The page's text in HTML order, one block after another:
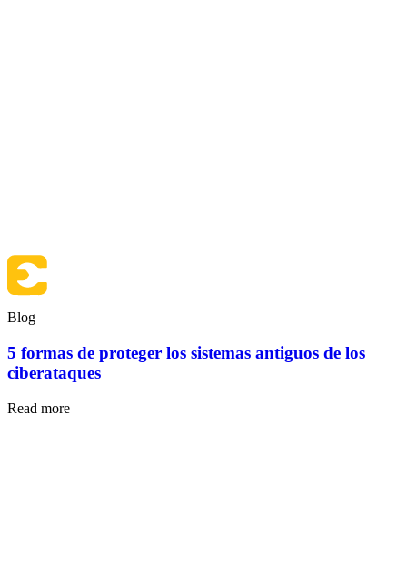
Blog
5 formas de proteger los sistemas antiguos de los
ciberataques
Read more